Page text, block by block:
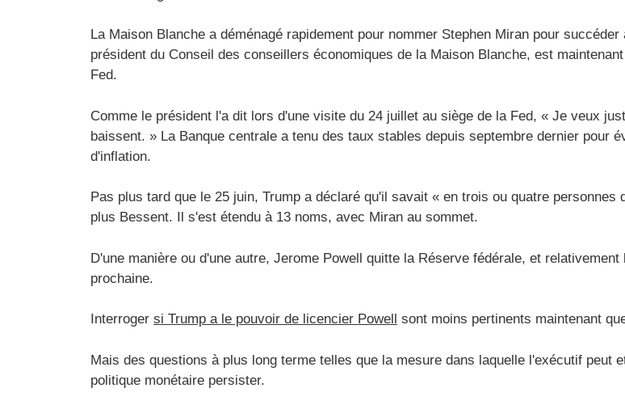
La Maison Blanche a déménagé rapidement pour nommer Stephen Miran pour
président du Conseil des conseillers économiques de la Maison Blanche, est
Fed.
Comme le président l'a dit lors d'une visite du 24 juillet au siège de la Fed, « Je veux
baissent. » La Banque centrale a tenu des taux stables depuis septembre dernier pour
d'inflation.
Pas plus tard que le 25 juin, Trump a déclaré qu'il savait « en trois ou quatre
plus Bessent. Il s'est étendu à 13 noms, avec Miran au sommet.
D'une manière ou d'une autre, Jerome Powell quitte la Réserve fédérale, et
prochaine.
Interroger si Trump a le pouvoir de licencier Powell sont moins pertinents maintenant
Mais des questions à plus long terme telles que la mesure dans laquelle l'exécutif peut
politique monétaire persister.